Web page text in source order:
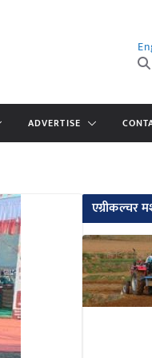
ADVERTISE
एग्रीकल्चर